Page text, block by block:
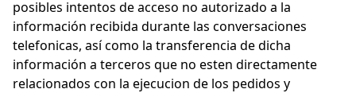
posibles intentos de acceso no autorizado a la
información recibida durante las conversaciones
telefonicas, así como la transferencia de dicha
información a terceros que no esten directamente
relacionados con la ejecucion de los pedidos y